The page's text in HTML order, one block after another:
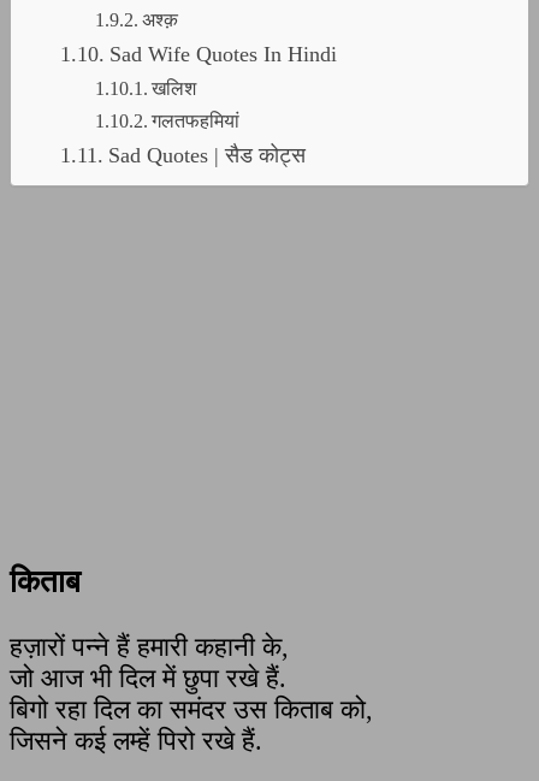
अश्क़
Sad Wife Quotes In Hindi
खलिश
गलतफहमियां
Sad Quotes | सैड कोट्स
किताब
हज़ारों पन्ने हैं हमारी कहानी के,
जो आज भी दिल में छुपा रखे हैं.
बिगो रहा दिल का समंदर उस किताब को,
जिसने कई लम्हें पिरो रखे हैं.